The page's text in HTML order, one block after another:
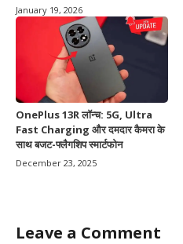
January 19, 2026
OnePlus 13R लॉन्च: 5G, Ultra
Fast Charging और दमदार कैमरा के
साथ बजट-फ्लैगशिप स्मार्टफोन
December 23, 2025
Leave a Comment